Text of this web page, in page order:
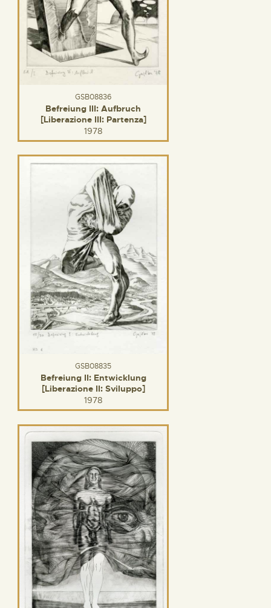
GSB08836
Befreiung III: Aufbruch
[Liberazione III: Partenza]
1978
GSB08835
Befreiung II: Entwicklung
[Liberazione II: Sviluppo]
1978